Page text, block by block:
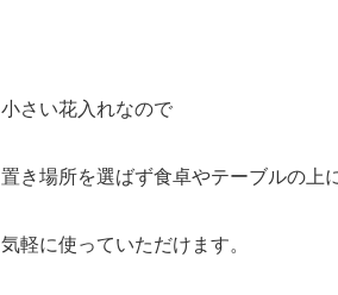
小さい花入れなので
置き場所を選ばず食卓やテーブルの上
気軽に使っていただけます。